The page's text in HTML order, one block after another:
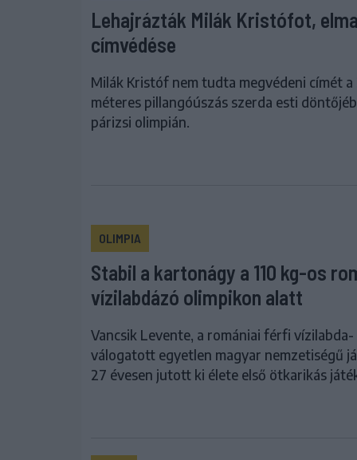
Lehajrázták Milák Kristófot,
címvédése
Milák Kristóf nem tudta megvédeni címét
méteres pillangóúszás szerda esti
párizsi olimpián.
OLIMPIA
Stabil a kartonágy a 110 kg-os
vízilabdázó olimpikon alatt
Vancsik Levente, a romániai férfi vízilabda-
válogatott egyetlen magyar nemzetiségű
27 évesen jutott ki élete első ötkarikás